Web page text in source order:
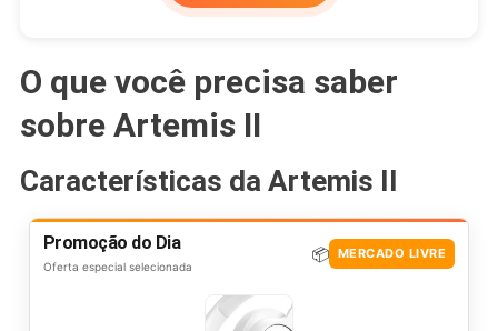
O que você precisa saber
sobre Artemis II
Características da Artemis II
Promoção do Dia
Oferta especial selecionada
📦 MERCADO LIVRE